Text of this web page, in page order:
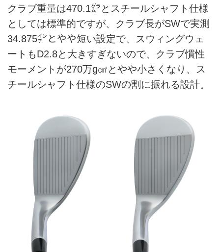
クラブ重量は470.1㌘とスチールシャフト仕様
としては標準的ですが、クラブ長がSWで実測
34.875㌅とやや短い設定で、スウィングウェ
ートもD2.8と大きすぎないので、クラブ慣性
モーメントが270万g㎠とやや小さくなり、ス
チールシャフト仕様のSWの割に振れる設計。